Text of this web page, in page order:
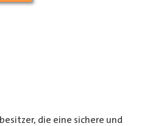
die eine sichere und